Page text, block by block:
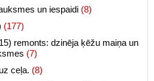
un iespaidi (8)
(177)
remonts: dzinēja ķēžu maiņa un
(7)
ceļa. (8)